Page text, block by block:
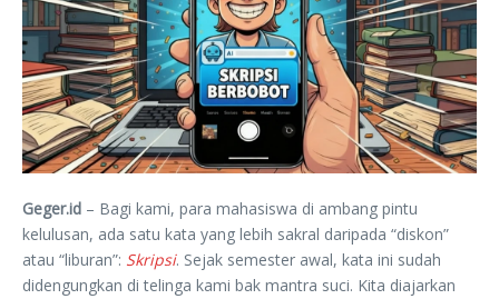
Geger.id – Bagi kami, para mahasiswa di ambang pintu
kelulusan, ada satu kata yang lebih sakral daripada “diskon”
atau “liburan”: Skripsi. Sejak semester awal, kata ini sudah
didengungkan di telinga kami bak mantra suci. Kita diajarkan